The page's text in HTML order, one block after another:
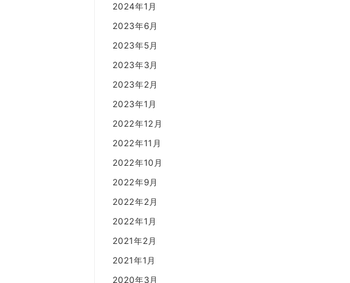
2024年1月
2023年6月
2023年5月
2023年3月
2023年2月
2023年1月
2022年12月
2022年11月
2022年10月
2022年9月
2022年2月
2022年1月
2021年2月
2021年1月
2020年3月